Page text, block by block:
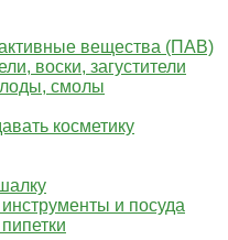
вещества (ПАВ)
воски, загустители
смолы
косметику
и посуда